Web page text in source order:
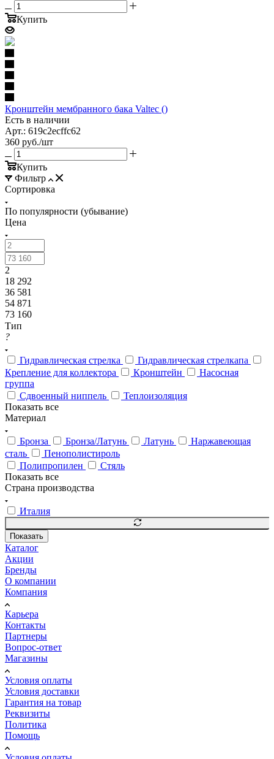
Купить
Кронштейн мембранного бака Valtec ()
Есть в наличии
Арт.: 619c2ecffc62
360 руб./шт
Купить
Фильтр
Сортировка
По популярности (убывание)
Цена
2
18 292
36 581
54 871
73 160
Тип
?
Гидравлическая стрелка
Гидравлическая стрелкапа
Крепление для коллектора
Кронштейн
Насосная
группа
Сдвоенный ниппель
Теплоизоляция
Показать все
Материал
Бронза Бронза/Латунь Латунь
Наржавеющая
сталь
Пенополистироль
Полипропилен
Стяль
Показать все
Страна производства
Италия
Показать
Каталог
Акции
Бренды
О компании
Компания
Карьера
Контакты
Партнеры
Вопрос-ответ
Магазины
Условия оплаты
Условия доставки
Гарантия на товар
Реквизиты
Политика
Помощь